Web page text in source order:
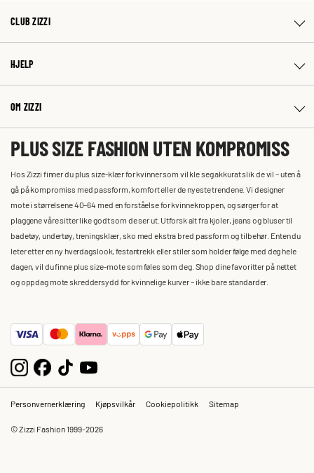
CLUB ZIZZI
HJELP
OM ZIZZI
PLUS SIZE FASHION UTEN KOMPROMISS
Hos Zizzi finner du plus size-klær for kvinner som vil kle seg akkurat slik de vil – uten å
gå på kompromiss med passform, komfort eller de nyeste trendene. Vi designer
mote i størrelsene 40–64 med en forståelse for kvinnekroppen, og sørger for at
plaggene våre sitter like godt som de ser ut. Utforsk alt fra kjoler, jeans og bluser til
badetøy, undertøy, treningsklær, sko med ekstra bred passform og tilbehør. Enten du
leter etter en ny hverdagslook, festantrekk eller stiler som holder følge med deg hele
dagen, vil du finne plus size-mote som føles som deg. Shop dine favoritter på nettet
og oppdag mote skreddersydd for kvinnelige kurver – ikke bare standarder.
Personvernerklæring Kjøpsvilkår Cookiepolitikk Sitemap
© Zizzi Fashion 1999-2026